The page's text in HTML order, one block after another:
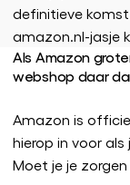
definitieve
amazon.nl-jasje
Als Amazon
webshop daar
Amazon is
hierop in voor
Moet je je